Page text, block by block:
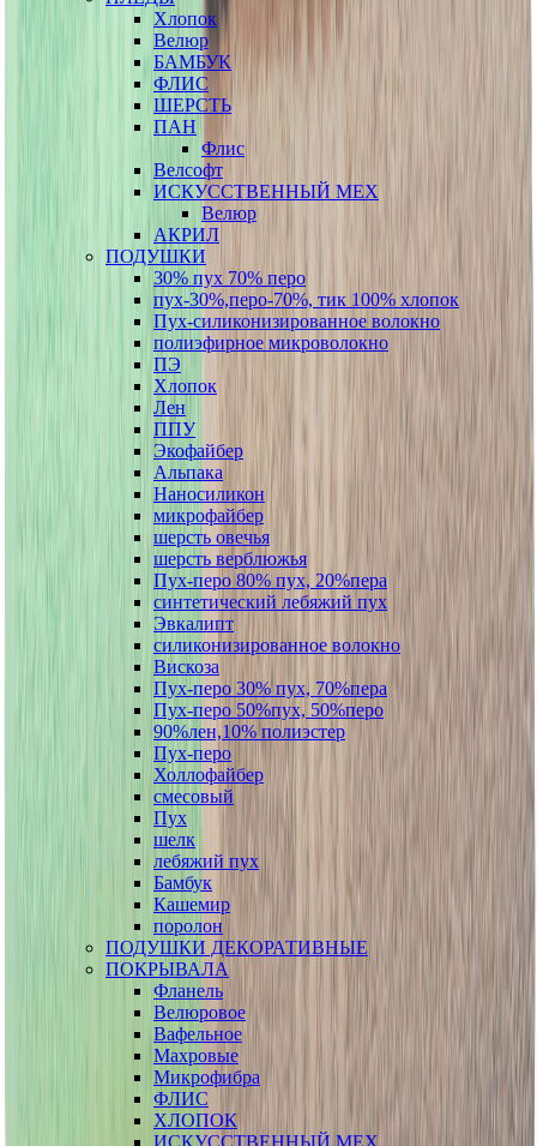
Хлопок
Велюр
БАМБУК
ФЛИС
ШЕРСТЬ
ПАН
Флис
Велсофт
ИСКУССТВЕННЫЙ МЕХ
Велюр
АКРИЛ
ПОДУШКИ
30% пух 70% перо
пух-30%,перо-70%, тик 100% хлопок
Пух-силиконизированное волокно
полиэфирное микроволокно
ПЭ
Хлопок
Лен
ППУ
Экофайбер
Альпака
Наносиликон
микрофайбер
шерсть овечья
шерсть верблюжья
Пух-перо 80% пух, 20%пера
синтетический лебяжий пух
Эвкалипт
силиконизированное волокно
Вискоза
Пух-перо 30% пух, 70%пера
Пух-перо 50%пух, 50%перо
90%лен,10% полиэстер
Пух-перо
Холлофайбер
смесовый
Пух
шелк
лебяжий пух
Бамбук
Кашемир
поролон
ПОДУШКИ ДЕКОРАТИВНЫЕ
ПОКРЫВАЛА
Фланель
Велюровое
Вафельное
Махровые
Микрофибра
ФЛИС
ХЛОПОК